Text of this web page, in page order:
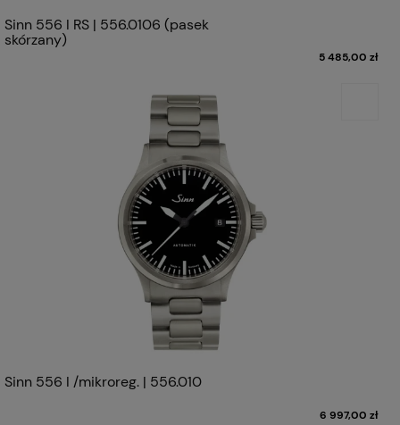
Sinn 556 I RS | 556.0106 (pasek
skórzany)
5 485,00 zł
Sinn 556 I /mikroreg. | 556.010
6 997,00 zł